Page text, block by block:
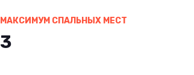
МАКСИМУМ СПАЛЬНЫХ МЕСТ
3